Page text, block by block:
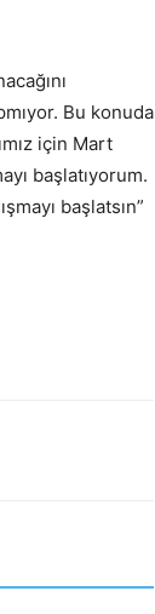
Bu konuda
için Mart
başlatıyorum.
başlatsın”